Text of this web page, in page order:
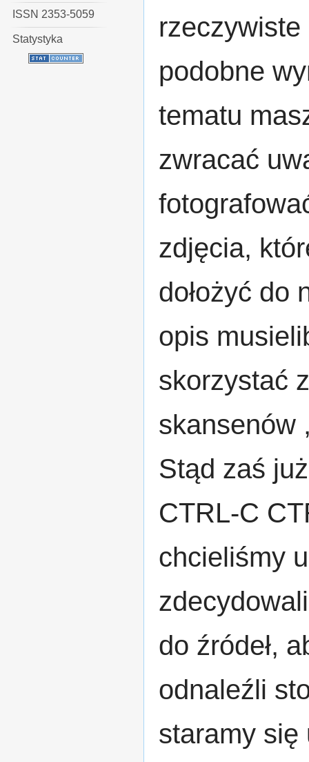
rzeczywiste
podobne
tematu
zwracać
zdjęcia,
dołożyć do
opis
skorzystać
skansenów
Stąd zaś
CTRL-C
chcieliśmy
do źródeł,
odnaleźli
staramy się
ISSN 2353-5059
Statystyka